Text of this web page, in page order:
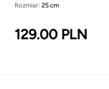
Rozmiar: 25 cm
129.00 PLN